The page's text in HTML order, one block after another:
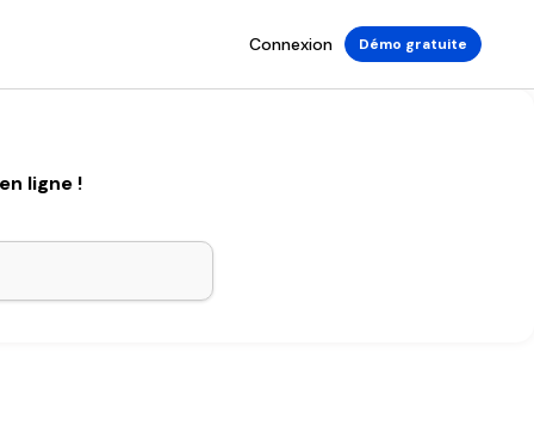
Connexion Démo gratuite
ligne !